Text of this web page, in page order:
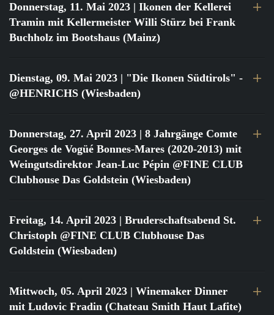
Donnerstag, 11. Mai 2023 | Ikonen der Kellerei
Tramin mit Kellermeister Willi Stürz bei Frank
Buchholz im Bootshaus (Mainz)
Dienstag, 09. Mai 2023 | "Die Ikonen Südtirols" -
@HENRICHS (Wiesbaden)
Donnerstag, 27. April 2023 | 8 Jahrgänge Comte
Georges de Vogüé Bonnes-Mares (2020-2013) mit
Weingutsdirektor Jean-Luc Pépin @FINE CLUB
Clubhouse Das Goldstein (Wiesbaden)
Freitag, 14. April 2023 | Bruderschaftsabend St.
Christoph @FINE CLUB Clubhouse Das
Goldstein (Wiesbaden)
Mittwoch, 05. April 2023 | Winemaker Dinner
mit Ludovic Fradin (Chateau Smith Haut Lafite)